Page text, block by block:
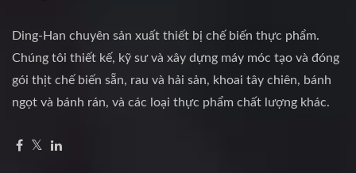
Ding-Han chuyên sản xuất thiết bị chế biến thực phẩm.
Chúng tôi thiết kế, kỹ sư và xây dựng máy móc tạo và đóng
gói thịt chế biến sẵn, rau và hải sản, khoai tây chiên, bánh
ngọt và bánh rán, và các loại thực phẩm chất lượng khác.